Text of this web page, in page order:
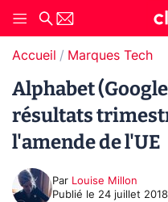
Accueil Marques Tech
Alphabet
résultats
l'amende de l'UE
Par Louise Millon
Publié le 24 juillet 2018